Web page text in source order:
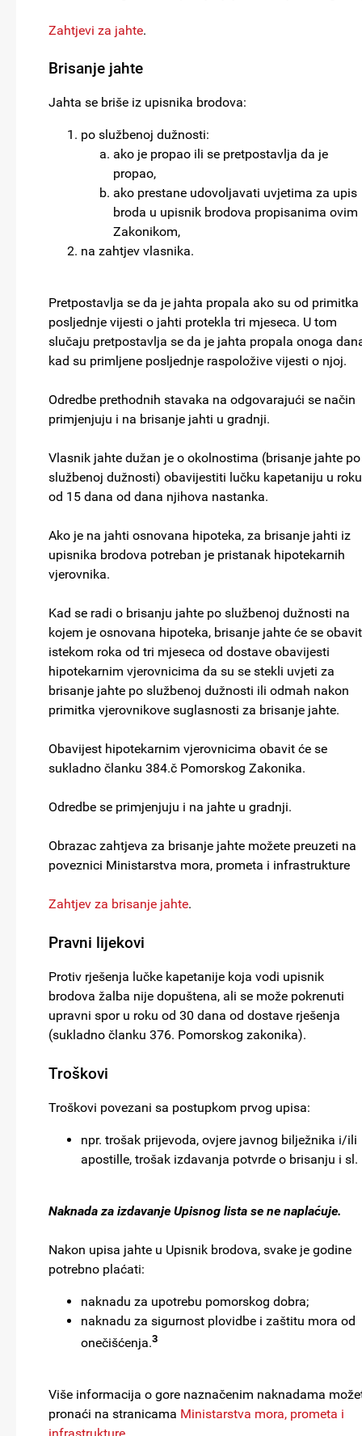
Zahtjevi za jahte.
Brisanje jahte
Jahta se briše iz upisnika brodova:
po službenoj dužnosti:
ako je propao ili se pretpostavlja da je
propao,
ako prestane udovoljavati uvjetima za upis
broda u upisnik brodova propisanima ovim
Zakonikom,
na zahtjev vlasnika.
Pretpostavlja se da je jahta propala ako su od primitka
posljednje vijesti o jahti protekla tri mjeseca. U tom
slučaju pretpostavlja se da je jahta propala onoga
kad su primljene posljednje raspoložive vijesti o njoj.
Odredbe prethodnih stavaka na odgovarajući se način
primjenjuju i na brisanje jahti u gradnji.
Vlasnik jahte dužan je o okolnostima (brisanje jahte po
službenoj dužnosti) obavijestiti lučku kapetaniju u roku
od 15 dana od dana njihova nastanka.
Ako je na jahti osnovana hipoteka, za brisanje jahti iz
upisnika brodova potreban je pristanak hipotekarnih
vjerovnika.
Kad se radi o brisanju jahte po službenoj dužnosti na
kojem je osnovana hipoteka, brisanje jahte će se
istekom roka od tri mjeseca od dostave obavijesti
hipotekarnim vjerovnicima da su se stekli uvjeti za
brisanje jahte po službenoj dužnosti ili odmah nakon
primitka vjerovnikove suglasnosti za brisanje jahte.
Obavijest hipotekarnim vjerovnicima obavit će se
sukladno članku 384.č Pomorskog Zakonika.
Odredbe se primjenjuju i na jahte u gradnji.
Obrazac zahtjeva za brisanje jahte možete preuzeti na
poveznici Ministarstva mora, prometa i infrastrukture
Zahtjev za brisanje jahte.
Pravni lijekovi
Protiv rješenja lučke kapetanije koja vodi upisnik
brodova žalba nije dopuštena, ali se može pokrenuti
upravni spor u roku od 30 dana od dostave rješenja
(sukladno članku 376. Pomorskog zakonika).
Troškovi
Troškovi povezani sa postupkom prvog upisa:
npr. trošak prijevoda, ovjere javnog bilježnika i/ili
apostille, trošak izdavanja potvrde o brisanju i sl.
Naknada za izdavanje Upisnog lista se ne naplaćuje.
Nakon upisa jahte u Upisnik brodova, svake je godine
potrebno plaćati:
naknadu za upotrebu pomorskog dobra;
naknadu za sigurnost plovidbe i zaštitu mora od
onečišćenja.3
Više informacija o gore naznačenim naknadama
pronaći na stranicama Ministarstva mora, prometa i